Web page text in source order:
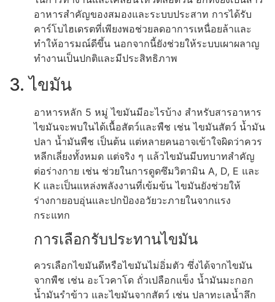
อาหารสำคัญของสมองและระบบประสาท การได้รับ
คาร์โบไฮเดรตที่เพียงพอช่วยลดอาการเหนื่อยล้าและ
ทำให้อารมณ์ดีขึ้น นอกจากนี้ยังช่วยให้ระบบเผาผลาญ
ทำงานเป็นปกติและมีประสิทธิภาพ
3. ไขมัน
อาหารหลัก 5 หมู่ ไขมันมีอะไรบ้าง สำหรับสารอาหาร
ไขมันจะพบในได้เนื้อสัตว์และพืช เช่น ไขมันสัตว์ น้ำมัน
ปลา น้ำมันพืช เป็นต้น แต่หลายคนอาจเข้าใจผิดว่าควร
หลีกเลี่ยงทั้งหมด แต่จริง ๆ แล้วไขมันมีบทบาทสำคัญ
ต่อร่างกาย เช่น ช่วยในการดูดซึมวิตามิน A, D, E และ
K และเป็นแหล่งพลังงานที่เข้มข้น ไขมันยังช่วยให้
ร่างกายอบอุ่นและปกป้องอวัยวะภายในจากแรง
กระแทก
การเลือกรับประทานไขมัน
ควรเลือกไขมันดีหรือไขมันไม่อิ่มตัว ซึ่งได้จากไขมัน
จากพืช เช่น อะโวคาโด ถั่วเปลือกแข็ง น้ำมันมะกอก
น้ำมันรำข้าว และไขมันจากสัตว์ เช่น ปลาทะเลน้ำลึก